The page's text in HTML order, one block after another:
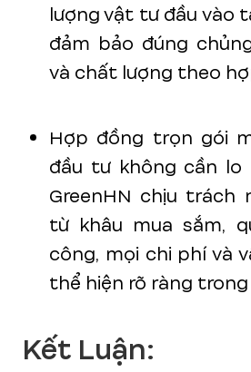
lượng vật tư đầu vào
đảm bảo đúng
và chất lượng theo
Hợp đồng trọn gói
đầu tư không cần lo
GreenHN chịu trách
từ khâu mua sắm,
công, mọi chi phí và
thể hiện rõ ràng
Kết Luận: